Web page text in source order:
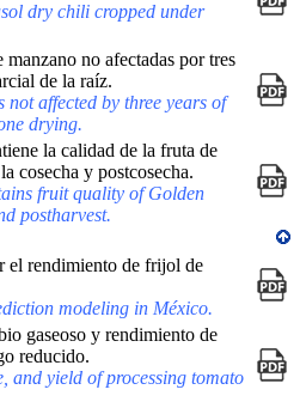
dry chili cropped under
no afectadas por tres
de la raíz.
not affected by three years of
drying.
la calidad de la fruta de
cosecha y postcosecha.
fruit quality of Golden
postharvest.
el rendimiento de frijol de
modeling in México.
gaseoso y rendimiento de
reducido.
and yield of processing tomato